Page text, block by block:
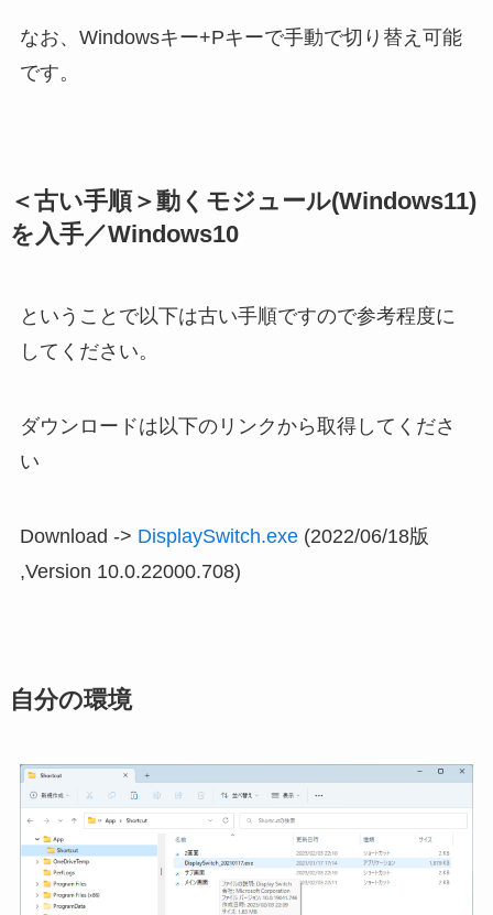
なお、Windowsキー+Pキーで手動で切り替え可能
です。
＜古い手順＞動くモジュール(Windows11)
を入手／Windows10
ということで以下は古い手順ですので参考程度に
してください。
ダウンロードは以下のリンクから取得してくださ
い
Download -> DisplaySwitch.exe(2022/06/18版
,Version 10.0.22000.708)
自分の環境